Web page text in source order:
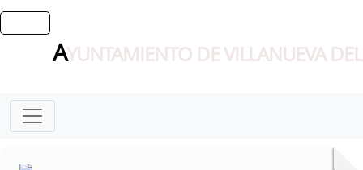
AYUNTAMIENTO DE VILLANUEVA